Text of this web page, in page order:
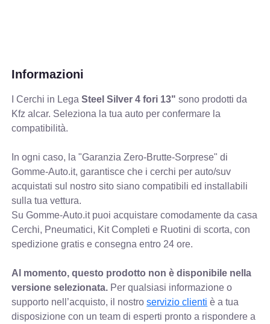
Informazioni
I Cerchi in LegaSteel Silver 4 fori 13" sono prodotti da
Kfz alcar. Seleziona la tua auto per confermare la
compatibilità.
In ogni caso, la "Garanzia Zero-Brutte-Sorprese" di
Gomme-Auto.it, garantisce che i cerchi per auto/suv
acquistati sul nostro sito siano compatibili ed installabili
sulla tua vettura.
Su Gomme-Auto.it puoi acquistare comodamente da casa
Cerchi, Pneumatici, Kit Completi e Ruotini di scorta, con
spedizione gratis e consegna entro 24 ore.
Al momento, questo prodotto non è disponibile nella
versione selezionata. Per qualsiasi informazione o
supporto nell’acquisto, il nostroservizio clienti è a tua
disposizione con un team di esperti pronto a rispondere a